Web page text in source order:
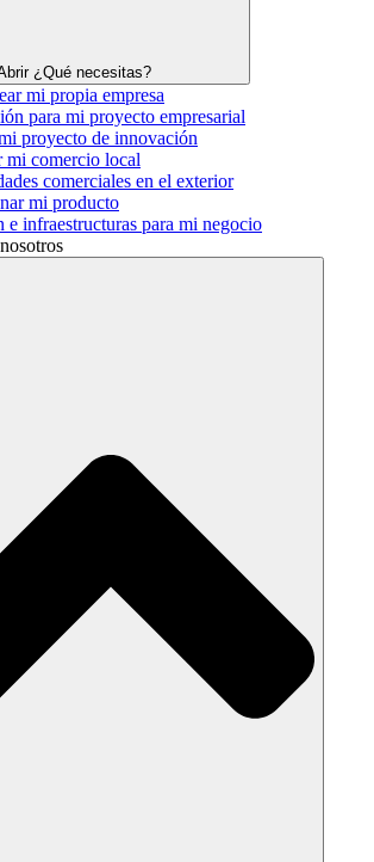
¿Qué necesitas?
mi propia empresa
para mi proyecto empresarial
proyecto de innovación
mi comercio local
comerciales en el exterior
mi producto
e infraestructuras para mi negocio